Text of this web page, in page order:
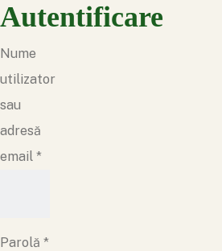
Autentificare
Nume
utilizator
sau
adresă
email *
Parolă *